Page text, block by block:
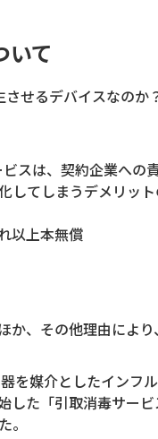
いて
せるデバイスなのか
スは、契約企業への
してしまうデメリッ
以上本無償
、その他理由によ
を媒介としたインフ
した「引取消毒サー
。